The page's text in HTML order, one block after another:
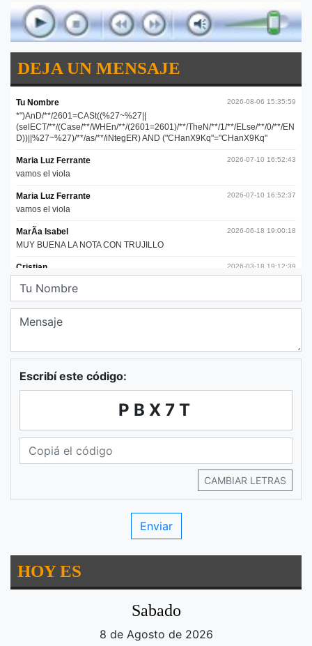
DEJA UN MENSAJE
Escribí este código:
PBX7T
CAMBIAR LETRAS
HOY ES
Sabado
8 de Agosto de 2026